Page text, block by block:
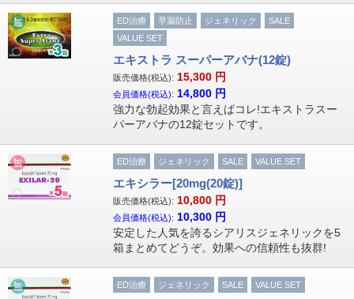
ED治療 早漏防止 ジェネリック
SALE
VALUE SET
エキストラ スーパーアバナ(12錠)
販売価格(税込): 15,300 円
会員価格(税込): 14,800 円
強力な勃起効果と言えばコレ!エキストラスー
パーアバナの12錠セットです。
ED治療 ジェネリック SALE VALUE SET
エキシラー[20mg(20錠)]
販売価格(税込): 10,800 円
会員価格(税込): 10,300 円
安定した人気を誇るシアリスジェネリックを5
箱まとめてどうぞ。効果への信頼性も抜群!
ED治療 ジェネリック SALE VALUE SET